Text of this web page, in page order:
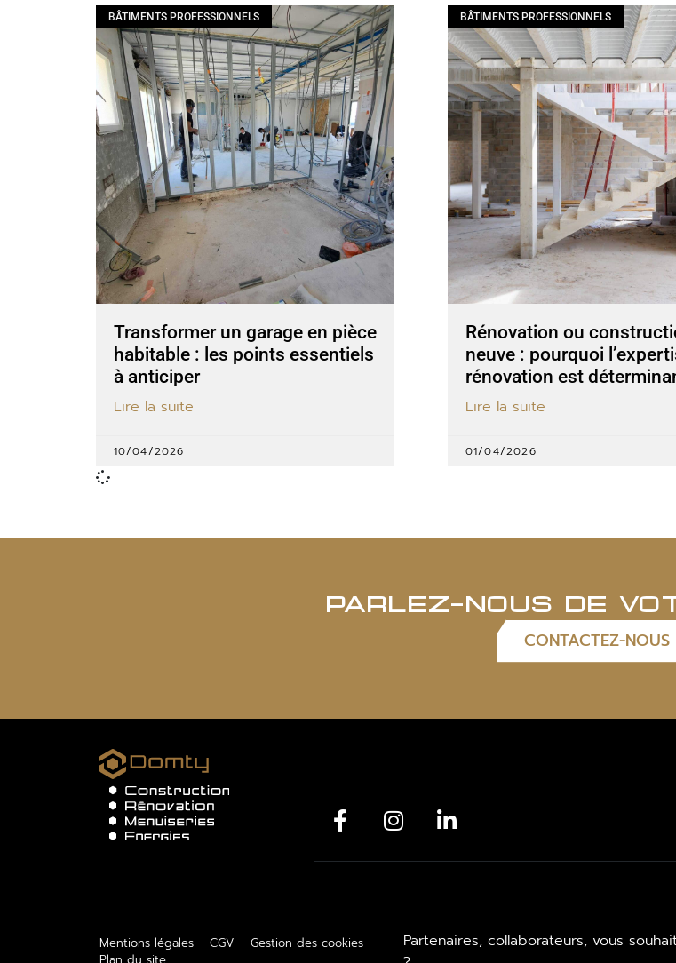
BÂTIMENTS PROFESSIONNELS
Transformer un garage en pièce
habitable : les points essentiels
à anticiper
Lire la suite
10/04/2026
BÂTIMENTS PROFESSIONNELS
Rénovation ou
neuve : pourquoi
rénovation est
Lire la suite
01/04/2026
PARLEZ-NOUS DE
CONTACTEZ-NOUS
Mentions légales CGV Gestion des cookies
Partenaires, collaborateurs, vous